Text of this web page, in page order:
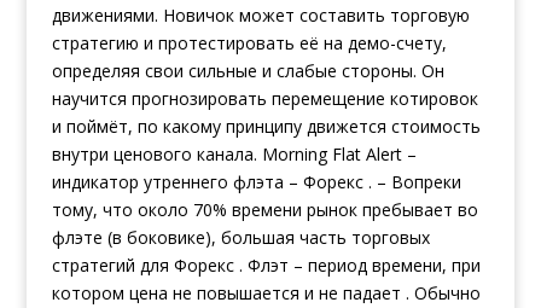
движениями. Новичок может составить торговую
стратегию и протестировать её на демо-счету,
определяя свои сильные и слабые стороны. Он
научится прогнозировать перемещение котировок
и поймёт, по какому принципу движется стоимость
внутри ценового канала. Morning Flat Alert –
индикатор утреннего флэта – Форекс . – Вопреки
тому, что около 70% времени рынок пребывает во
флэте (в боковике), большая часть торговых
стратегий для Форекс . Флэт – период времени, при
котором цена не повышается и не падает . Обычно